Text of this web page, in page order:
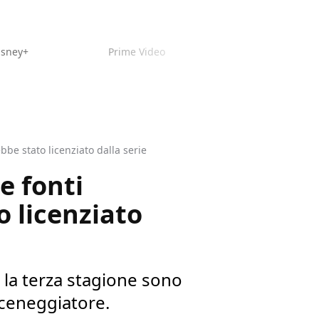
Prime Video
stato licenziato dalla serie
fonti
licenziato
terza stagione sono